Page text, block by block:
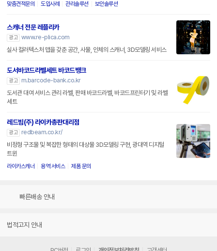
맞춤견적문의 도입사례 관리솔루션 보안솔루션
스캐너 전문 레플리카
광고 www.re-plica.com
실사 컬러텍스처 맵을 갖춘 공간, 사물, 인체의 스캐너, 3D모델링 서비스
도서바코드라벨세트 바코드뱅크
광고
m.barcode-bank.co.kr
도서관 대여 서비스 관리 라벨, 판매 바코드라벨, 바코드프린터기 및 라벨
세트
레드빔(주) 라이카총판대리점
광고
redbeam.co.kr/
비정형 구조물 및 복잡한 형태의 대상물 3D모델링 구현, 광대역 디지털
트윈
라이카스캐너 용역 서비스 제품 문의
빠른배송 안내
법적고지 안내